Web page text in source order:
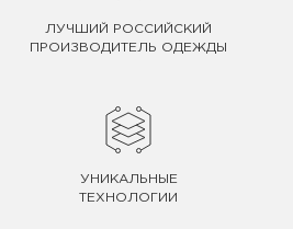
ЛУЧШИЙ РОССИЙСКИЙ
ПРОИЗВОДИТЕЛЬ ОДЕЖДЫ
УНИКАЛЬНЫЕ
ТЕХНОЛОГИИ